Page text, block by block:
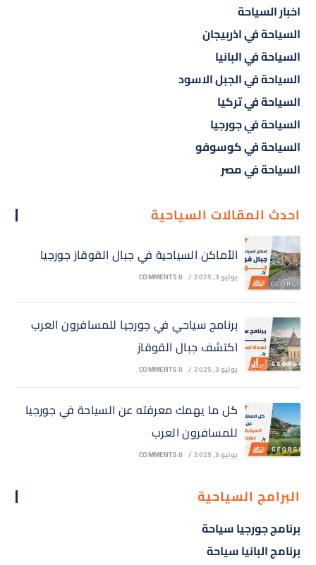
اخبار السياحة
السياحة في اذربيجان
السياحة في البانيا
السياحة في الجبل الاسود
السياحة في تركيا
السياحة في جورجيا
السياحة في كوسوفو
السياحة في مصر
احدث المقالات السياحية
الأماكن السياحية في جبال القوقاز جورجيا
يوليو 3, 2025 /
0 COMMENTS
برنامج سياحي في جورجيا للمسافرون العرب
اكتشف جبال القوقاز
يوليو 3, 2025 /
0 COMMENTS
كل ما يهمك معرفته عن السياحة في جورجيا
للمسافرون العرب
يوليو 3, 2025 /
0 COMMENTS
البرامج السياحية
برنامج جورجيا سياحة
برنامج البانيا سياحة